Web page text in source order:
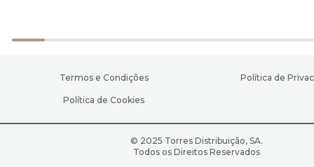
Termos e Condições Política de
Política de Cookies
© 2025 Torres Distribuição, SA.
Todos os Direitos Reservados